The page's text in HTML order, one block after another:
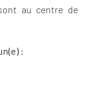
au centre de
: